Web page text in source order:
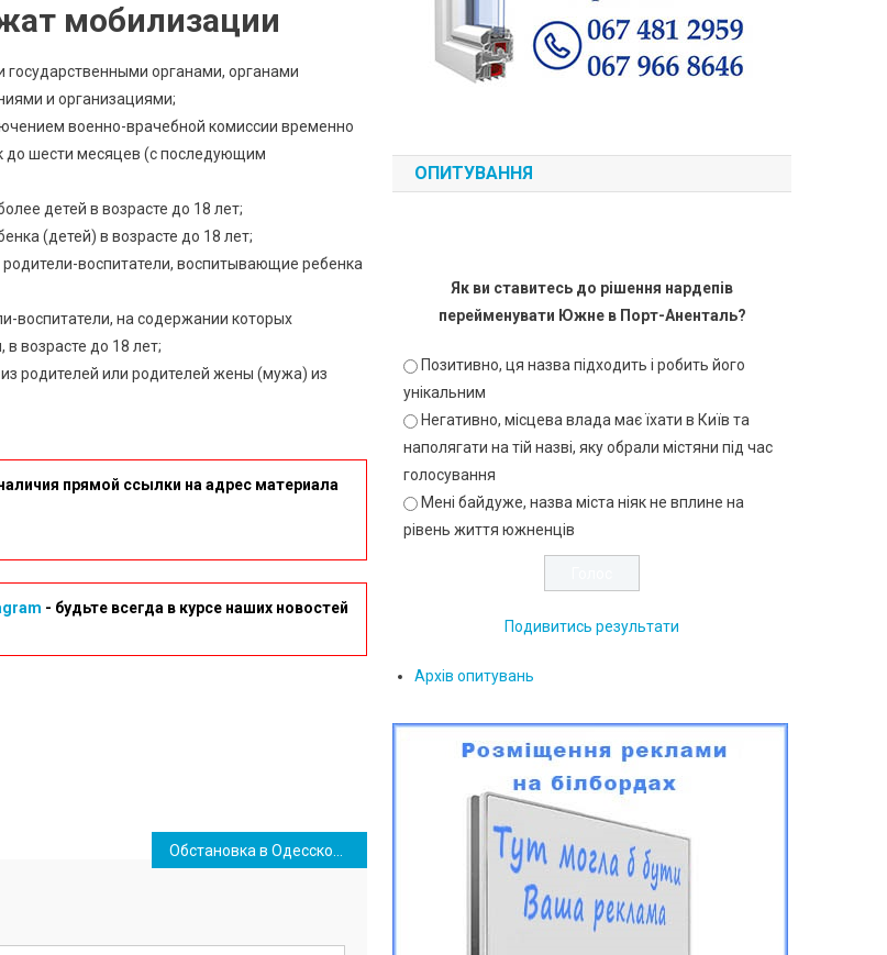
мобилизации
государственными органами, органами
и организациями;
военно-врачебной комиссии временно
до шести месяцев (с последующим
детей в возрасте до 18 лет;
(детей) в возрасте до 18 лет;
воспитатели, воспитывающие ребенка
воспитатели, на содержании которых
возрасте до 18 лет;
родителей или родителей жены (мужа) из
прямой ссылки на адрес материала
- будьте всегда в курсе наших новостей
ОПИТУВАННЯ
Як ви ставитесь до рішення нардепів
перейменувати Южне в Порт-Аненталь?
Позитивно, ця назва підходить і робить його
унікальним
Негативно, місцева влада має їхати в Київ та
наполягати на тій назві, яку обрали містяни під час
голосування
Мені байдуже, назва міста ніяк не вплине на
рівень життя южненців
Подивитись результати
Архів опитувань